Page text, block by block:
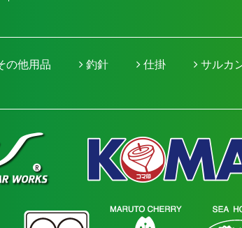
の他用品 釣針 仕掛
サルカ